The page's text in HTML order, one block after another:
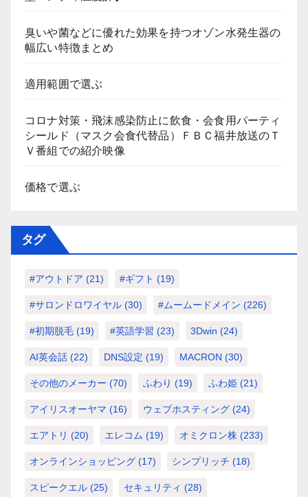
臭いや菌などに優れた効果を持つオゾン水発生器の
幅広い特徴まとめ
適用範囲で選ぶ
コロナ対策・飛沫感染防止に飲食・会食用パーティ
シールド（マスク会食代替品）ＦＢＣ福井放送のＴ
Ｖ番組での紹介映像
価格で選ぶ
タグ
#アウトドア (21) #ギフト (19)
#サロンドロワイヤル (30) #ムームードメイン (226)
#初期脱毛 (19) #英語学習 (23) 3Dwin (24)
AI英会話 (22) DNS設定 (19) MACRON (30)
その他のメーカー (70) ふわり (19) ふわ姫 (21)
アイリスオーヤマ (16) ウェブホスティング (24)
エアトリ (20) エレコム (19) オミクロン株 (233)
オンラインショッピング (17) シンプリッチ (18)
スピークエル (25) セキュリティ (28)